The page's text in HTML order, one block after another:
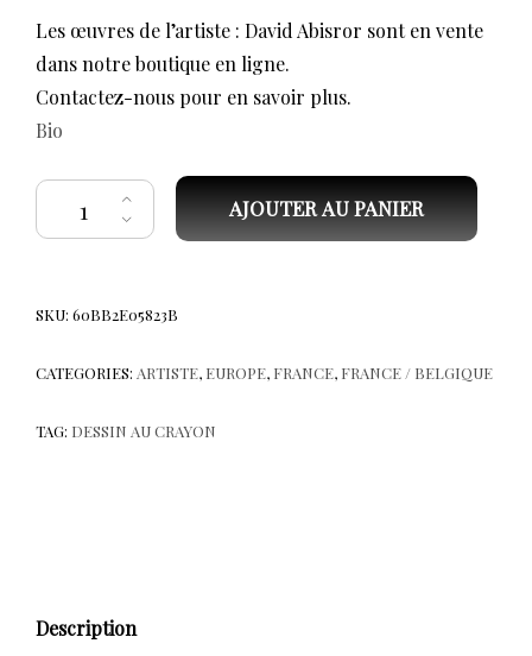
Les œuvres de l’artiste : David Abisror sont en vente
dans notre boutique en ligne.
Contactez-nous pour en savoir plus.
Bio
quantité de Abisror David. Sans titre P 1
AJOUTER AU PANIER
SKU: 60BB2E05823B
CATEGORIES: ARTISTE, EUROPE, FRANCE, FRANCE / BELGIQUE
TAG: DESSIN AU CRAYON
Description